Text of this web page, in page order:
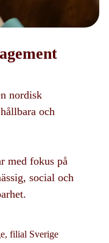
nordisk
och
med fokus på
social och
filial Sverige